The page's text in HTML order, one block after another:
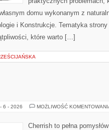
domu wykonanym z
i Konstrukcje. Tematyka
które warto […]
6 - 2026 MOŻLIWOŚĆ
Cherrish to pełna